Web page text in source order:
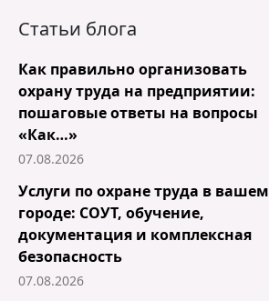
Статьи блога
Как правильно организовать
охрану труда на предприятии:
пошаговые ответы на вопросы
«Как…»
07.08.2026
Услуги по охране труда в вашем
городе: СОУТ, обучение,
документация и комплексная
безопасность
07.08.2026